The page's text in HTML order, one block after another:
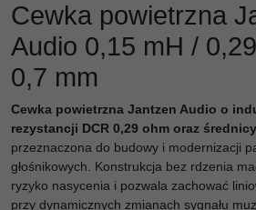
Cewka powietrzna
Audio 0,15 mH /
0,7 mm
Cewka powietrzna Jantzen Audio o
rezystancji DCR 0,29 ohm oraz
przeznaczona do budowy i modernizacji
głośnikowych. Konstrukcja bez rdzenia
ryzyko nasycenia i pozwala zachować
przy dynamicznych zmianach sygnału